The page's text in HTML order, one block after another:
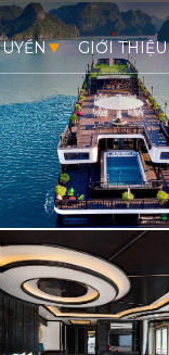
GIỚI THIỆU